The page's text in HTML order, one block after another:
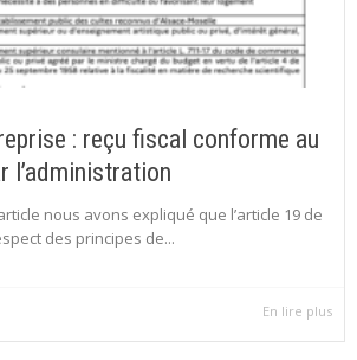
: reçu fiscal conforme au
l’administration
nous avons expliqué que l’article 19 de
des principes de...
En lire plus